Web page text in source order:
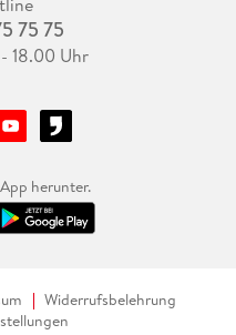
75 75
18.00 Uhr
herunter.
Widerrufsbelehrung